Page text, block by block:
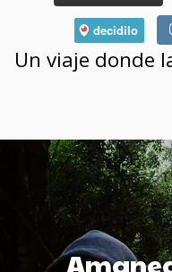
Un viaje donde